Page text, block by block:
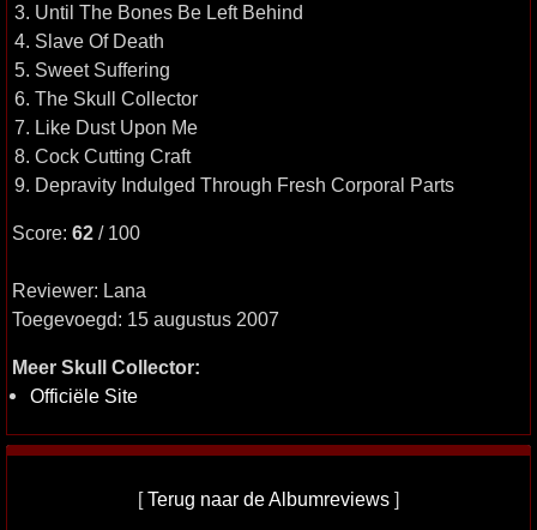
3. Until The Bones Be Left Behind
4. Slave Of Death
5. Sweet Suffering
6. The Skull Collector
7. Like Dust Upon Me
8. Cock Cutting Craft
9. Depravity Indulged Through Fresh Corporal Parts
Score: 62 / 100
Reviewer: Lana
Toegevoegd: 15 augustus 2007
Meer Skull Collector:
Officiële Site
[Terug naar de Albumreviews ]